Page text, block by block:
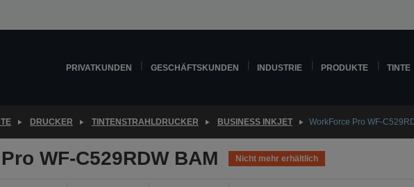
PRIVATKUNDEN GESCHÄFTSKUNDEN INDUSTRIE PRODUKTE TINTE
DRUCKER TINTENSTRAHLDRUCKER BUSINESS INKJET WorkForce Pro WF-
WF-C529RDW BAM Nicht mehr erhältlich